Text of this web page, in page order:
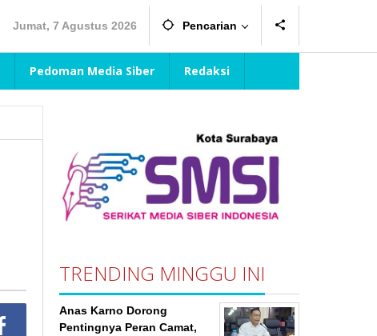
Jumat, 7 Agustus 2026 Pencarian
Pedoman Media Siber Redaksi
TRENDING MINGGU INI
Anas Karno Dorong
Pentingnya Peran Camat,